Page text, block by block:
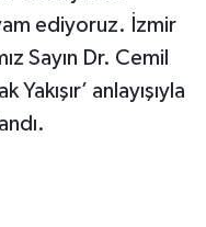
ediyoruz. İzmir
Sayın Dr. Cemil
Yakışır’ anlayışıyla